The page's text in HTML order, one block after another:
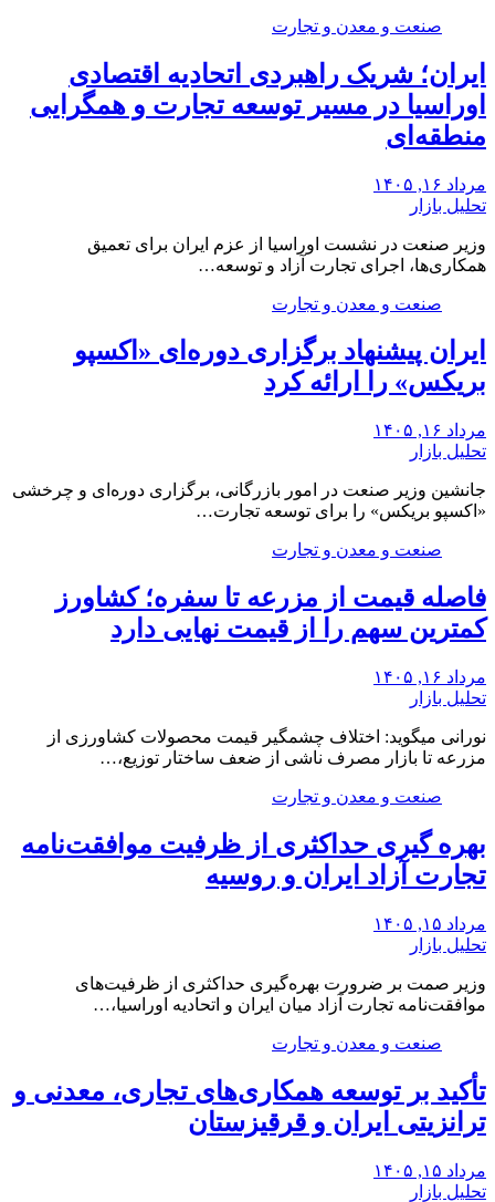
صنعت و معدن و تجارت
ایران؛ شریک راهبردی اتحادیه اقتصادی
اوراسیا در مسیر توسعه تجارت و همگرایی
منطقه‌ای
مرداد ۱۶, ۱۴۰۵
تحلیل بازار
وزیر صنعت در نشست اوراسیا از عزم ایران برای تعمیق
همکاری‌ها، اجرای تجارت آزاد و توسعه…
صنعت و معدن و تجارت
ایران پیشنهاد برگزاری دوره‌ای «اکسپو
بریکس» را ارائه کرد
مرداد ۱۶, ۱۴۰۵
تحلیل بازار
جانشین وزیر صنعت در امور بازرگانی، برگزاری دوره‌ای و چرخشی
«اکسپو بریکس» را برای توسعه تجارت…
صنعت و معدن و تجارت
فاصله قیمت از مزرعه تا سفره؛ کشاورز
کمترین سهم را از قیمت نهایی دارد
مرداد ۱۶, ۱۴۰۵
تحلیل بازار
نورانی میگوید: اختلاف چشمگیر قیمت محصولات کشاورزی از
مزرعه تا بازار مصرف ناشی از ضعف ساختار توزیع،…
صنعت و معدن و تجارت
بهره گیری حداکثری از ظرفیت موافقت‌نامه
تجارت آزاد ایران و روسیه
مرداد ۱۵, ۱۴۰۵
تحلیل بازار
وزیر صمت بر ضرورت بهره‌گیری حداکثری از ظرفیت‌های
موافقت‌نامه تجارت آزاد میان ایران و اتحادیه اوراسیا،…
صنعت و معدن و تجارت
تأکید بر توسعه همکاری‌های تجاری، معدنی و
ترانزیتی ایران و قرقیزستان
مرداد ۱۵, ۱۴۰۵
تحلیل بازار